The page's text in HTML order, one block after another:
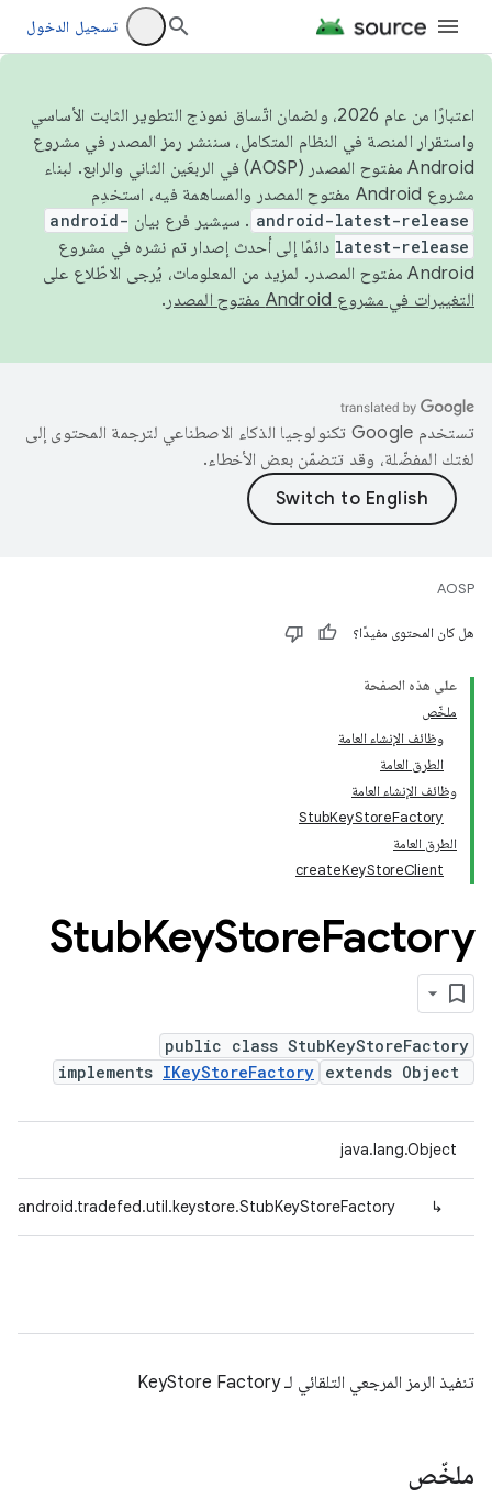
تسجيل الدخول
اعتبارًا من عام 2026، ولضمان اتّساق نموذج التطوير الثابت الأساسي
واستقرار المنصة في النظام المتكامل، سننشر رمز المصدر في مشروع
Android مفتوح المصدر (AOSP) في الربعَين الثاني والرابع. لبناء
مشروع Android مفتوح المصدر والمساهمة فيه، استخدِم
android-latest-release . سيشير فرع بيان android-
latest-release دائمًا إلى أحدث إصدار تم نشره في مشروع
Android مفتوح المصدر. لمزيد من المعلومات، يُرجى الاطّلاع على
التغييرات في مشروع Android مفتوح المصدر
.
تستخدم Google تكنولوجيا الذكاء الاصطناعي لترجمة المحتوى إلى
لغتك المفضّلة، وقد تتضمّن بعض الأخطاء.
AOSP
هل كان المحتوى مفيدًا؟
على هذه الصفحة
ملخّص
وظائف الإنشاء العامة
الطرق العامة
وظائف الإنشاء العامة
StubKeyStoreFactory
الطرق العامة
createKeyStoreClient
StubKeyStoreFactory
public class StubKeyStoreFactory
extends Object
implements IKeyStoreFactory
java.lang.Object
↳
تنفيذ الرمز المرجعي التلقائي لـ KeyStore Factory
ملخّص